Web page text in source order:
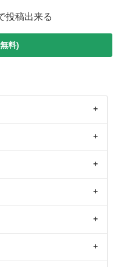
投稿出来る
料)